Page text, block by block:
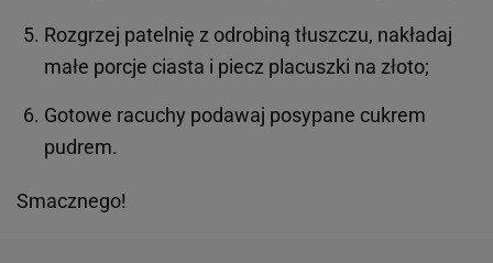
Rozgrzej patelnię z odrobiną tłuszczu, nakładaj
małe porcje ciasta i piecz placuszki na złoto;
Gotowe racuchy podawaj posypane cukrem
pudrem.
Smacznego!